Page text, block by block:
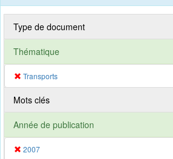
Type de document
Thématique
Transports
Mots clés
Année de publication
2007